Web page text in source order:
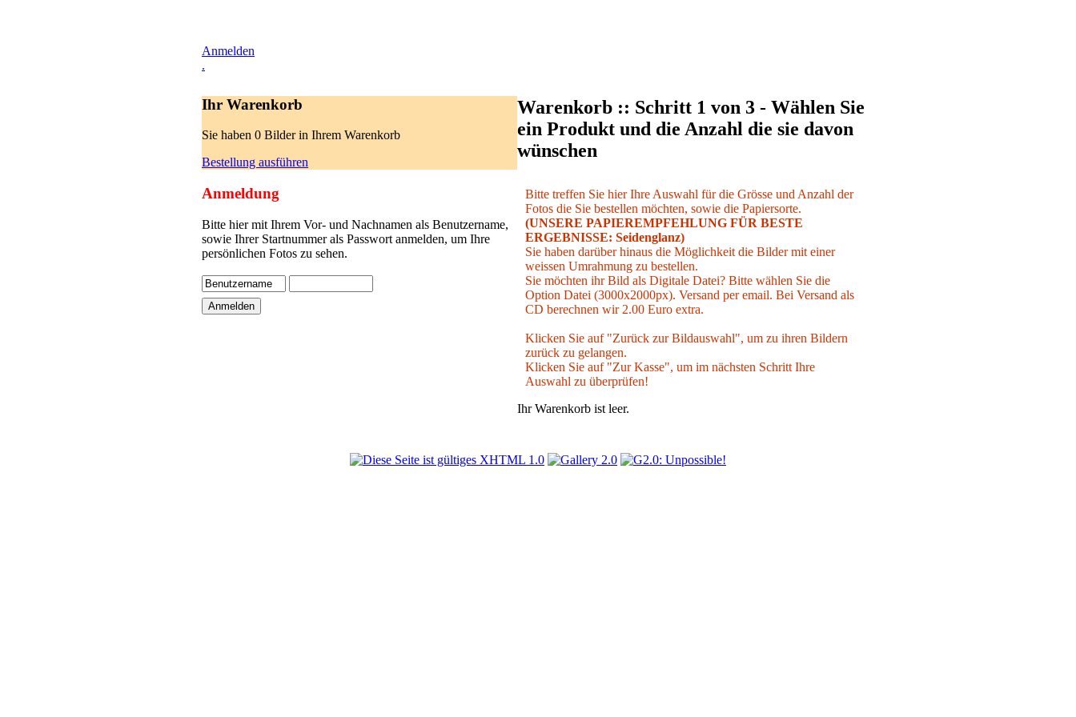
Anmelden
.
Ihr Warenkorb
Sie haben 0 Bilder in Ihrem Warenkorb
Bestellung ausführen
Anmeldung
Bitte hier mit Ihrem Vor- und Nachnamen als Benutzername,
sowie Ihrer Startnummer als Passwort anmelden, um Ihre
persönlichen Fotos zu sehen.
Warenkorb :: Schritt 1 von 3 - Wählen Sie
ein Produkt und die Anzahl die sie davon
wünschen
Bitte treffen Sie hier Ihre Auswahl für die Grösse und Anzahl der
Fotos die Sie bestellen möchten, sowie die Papiersorte.
(UNSERE PAPIEREMPFEHLUNG FÜR BESTE
ERGEBNISSE: Seidenglanz)
Sie haben darüber hinaus die Möglichkeit die Bilder mit einer
weissen Umrahmung zu bestellen.
Sie möchten ihr Bild als Digitale Datei? Bitte wählen Sie die
Option Datei (3000x2000px). Versand per email. Bei Versand als
CD berechnen wir 2.00 Euro extra.
Klicken Sie auf "Zurück zur Bildauswahl", um zu ihren Bildern
zurück zu gelangen.
Klicken Sie auf "Zur Kasse", um im nächsten Schritt Ihre
Auswahl zu überprüfen!
Ihr Warenkorb ist leer.